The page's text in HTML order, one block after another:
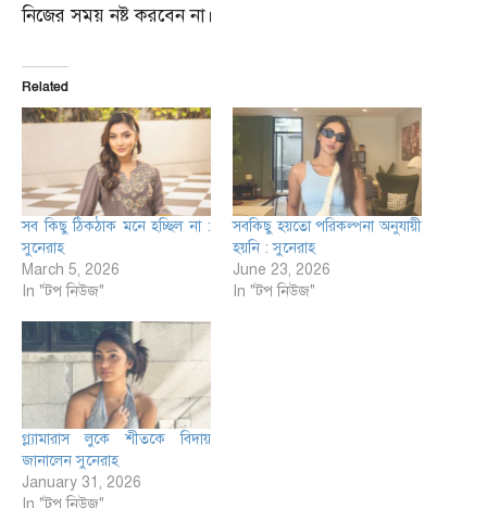
নিজের সময় নষ্ট করবেন না।
Related
সব কিছু ঠিকঠাক মনে হচ্ছিল না :
সুনেরাহ
March 5, 2026
In "টপ নিউজ"
সবকিছু হয়তো পরিকল্পনা অনুযায়ী
হয়নি : সুনেরাহ
June 23, 2026
In "টপ নিউজ"
গ্ল্যামারাস লুকে শীতকে বিদায়
জানালেন সুনেরাহ
January 31, 2026